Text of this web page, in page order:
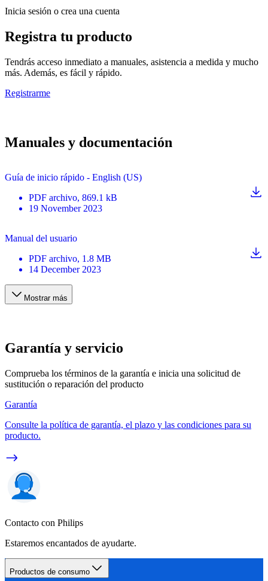
Inicia sesión o crea una cuenta
Registra tu producto
Tendrás acceso inmediato a manuales, asistencia a medida y mucho
más. Además, es fácil y rápido.
Registrarme
Manuales y documentación
Guía de inicio rápido - English (US)
PDF archivo, 869.1 kB
19 November 2023
Manual del usuario
PDF archivo, 1.8 MB
14 December 2023
Mostrar más
Garantía y servicio
Comprueba los términos de la garantía e inicia una solicitud de
sustitución o reparación del producto
Garantía
Consulte la política de garantía, el plazo y las condiciones para su
producto.
Contacto con Philips
Estaremos encantados de ayudarte.
Productos de consumo